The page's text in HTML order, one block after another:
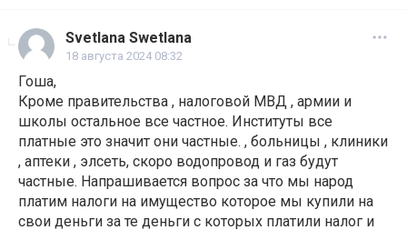
Svetlana Swetlana
18 августа 2024 08:32
Гоша,
Кроме правительства , налоговой МВД , армии и
школы остальное все частное. Институты все
платные это значит они частные. , больницы , клиники
, аптеки , элсеть, скоро водопровод и газ будут
частные. Напрашивается вопрос за что мы народ
платим налоги на имущество которое мы купили на
свои деньги за те деньги с которых платили налог и